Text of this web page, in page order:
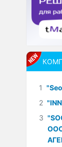
1
2
3